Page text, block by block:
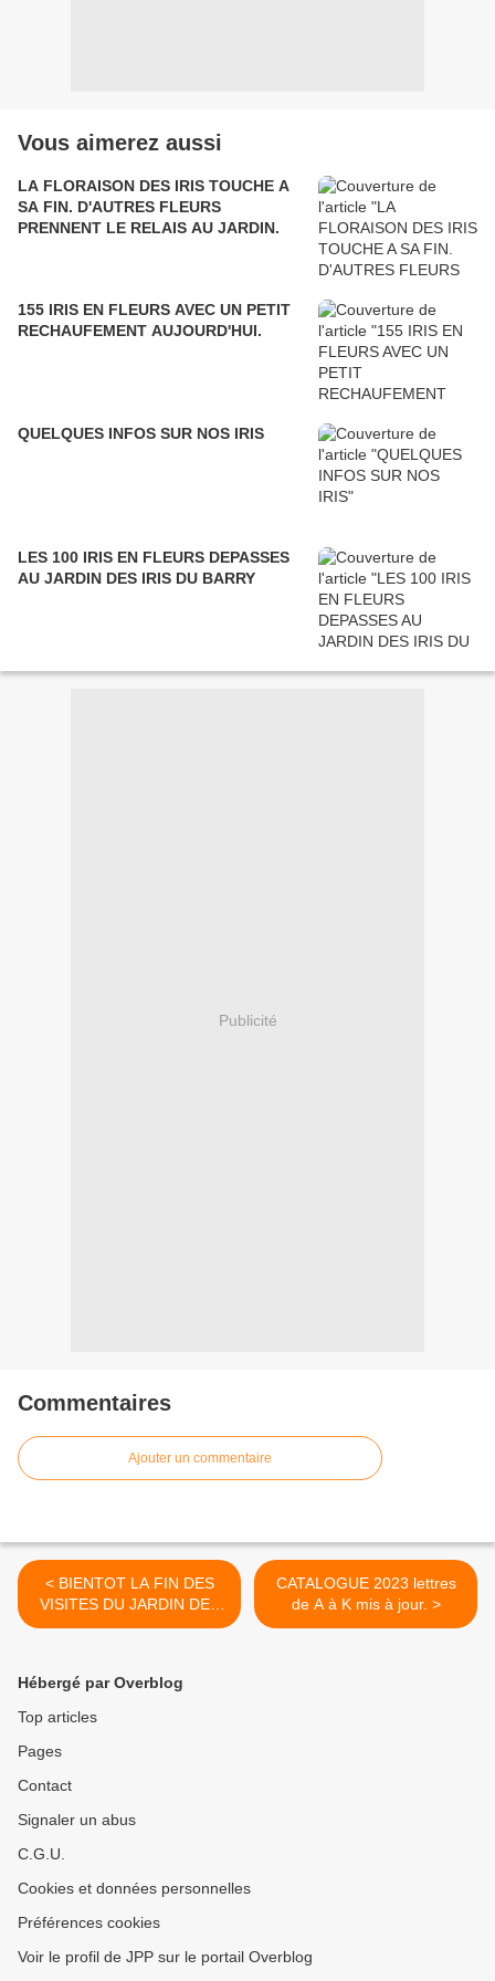
Vous aimerez aussi
LA FLORAISON DES IRIS TOUCHE A
SA FIN. D'AUTRES FLEURS
PRENNENT LE RELAIS AU JARDIN.
155 IRIS EN FLEURS AVEC UN PETIT
RECHAUFEMENT AUJOURD'HUI.
QUELQUES INFOS SUR NOS IRIS
LES 100 IRIS EN FLEURS DEPASSES
AU JARDIN DES IRIS DU BARRY
Publicité
Commentaires
Ajouter un commentaire
< BIENTOT LA FIN DES
VISITES DU JARDIN DES
IRIS DU BARRY
CATALOGUE 2023 lettres
de A à K mis à jour. >
Hébergé par Overblog
Top articles
Pages
Contact
Signaler un abus
C.G.U.
Cookies et données personnelles
Préférences cookies
Voir le profil de JPP sur le portail Overblog